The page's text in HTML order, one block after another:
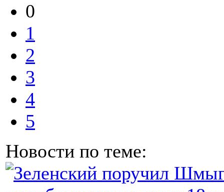
0
1
2
3
4
5
Новости по теме: